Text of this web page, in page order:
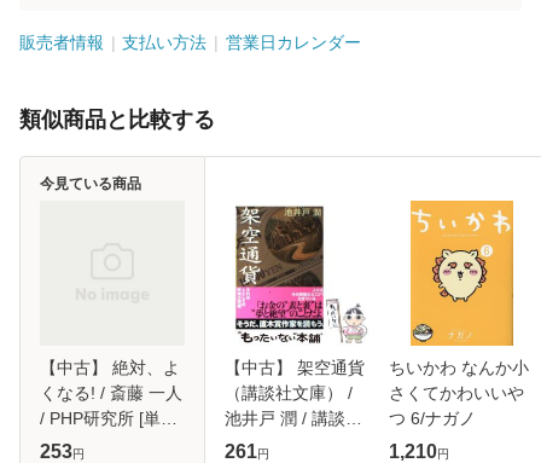
販売者情報 支払い方法 営業日カレンダー
類似商品と比較する
【中古】 絶対、よ
くなる! / 斎藤 一人
/ PHP研究所 [単行
本]【メール便送料
253円
今見ている商品
【中古】 架空通貨
（講談社文庫） /
池井戸 潤 / 講談社
[文庫]【メール便送
261円
ちいかわ なんか小
さくてかわいいや
つ 6/ナガノ
1,210円